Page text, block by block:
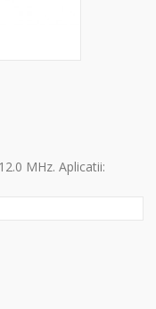
MHz. Aplicatii: